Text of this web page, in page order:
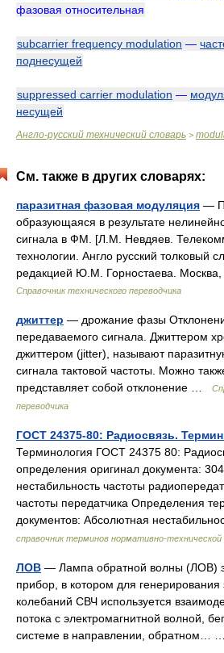
фазовая относительная
subcarrier frequency modulation —
поднесущей
suppressed carrier modulation —
несущей
Англо-русский технический словарь >
См. также в других словарях:
паразитная фазовая модуляция —
образующаяся в результате
сигнала в ФМ. [Л.М. Невдяев.
технологии. Англо русский толковый
редакцией Ю.М. Горностаева.
Справочник технического переводчика
джиттер — дрожание фазы
передаваемого сигнала. Джиттером
джиттером (jitter), называют
сигнала тактовой частоты. Можно
представляет собой отклонение …
переводчика
ГОСТ 24375-80: Радиосвязь.
Терминология ГОСТ 24375 80:
определения оригинал документа:
нестабильность частоты
частоты передатчика Определения
документов: Абсолютная
справочник терминов нормативно-
ЛОВ — Лампа обратной волны (ЛОВ)
прибор, в котором для генерирования
колебаний СВЧ используется
потока с электромагнитной волной,
системе в направлении, обратном…